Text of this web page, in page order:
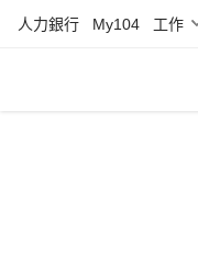
人力銀行 My104 工作